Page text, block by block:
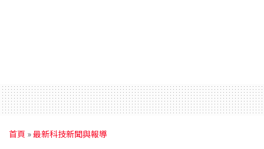
首頁 »最新科技新聞與報導